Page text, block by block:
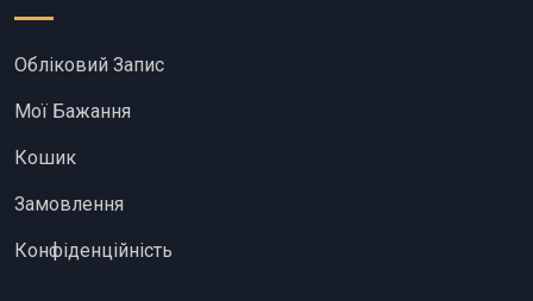
Обліковий Запис
Мої Бажання
Кошик
Замовлення
Конфіденційність